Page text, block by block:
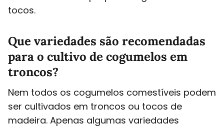
tocos.
Que variedades são recomendadas
para o cultivo de cogumelos em
troncos?
Nem todos os cogumelos comestíveis podem
ser cultivados em troncos ou tocos de
madeira. Apenas algumas variedades